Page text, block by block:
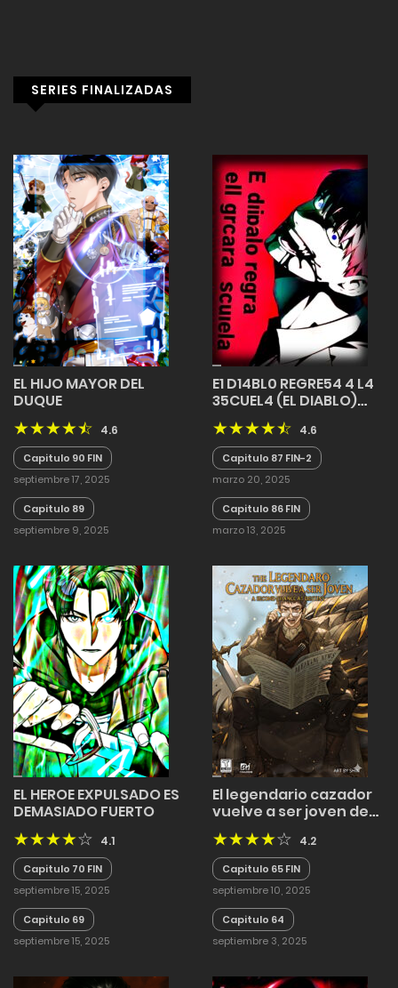
SERIES FINALIZADAS
EL HIJO MAYOR DEL
DUQUE
4.6
Capitulo 90 FIN
septiembre 17, 2025
Capitulo 89
septiembre 9, 2025
E1 D14BL0 REGRE54 4 L4
35CUEL4 (EL DIABLO)
FINALIZADO
4.6
Capitulo 87 FIN-2
marzo 20, 2025
Capitulo 86 FIN
marzo 13, 2025
EL HEROE EXPULSADO ES
DEMASIADO FUERTO
4.1
Capitulo 70 FIN
septiembre 15, 2025
Capitulo 69
septiembre 15, 2025
El legendario cazador
vuelve a ser joven de
nuevo
4.2
Capitulo 65 FIN
septiembre 10, 2025
Capitulo 64
septiembre 3, 2025